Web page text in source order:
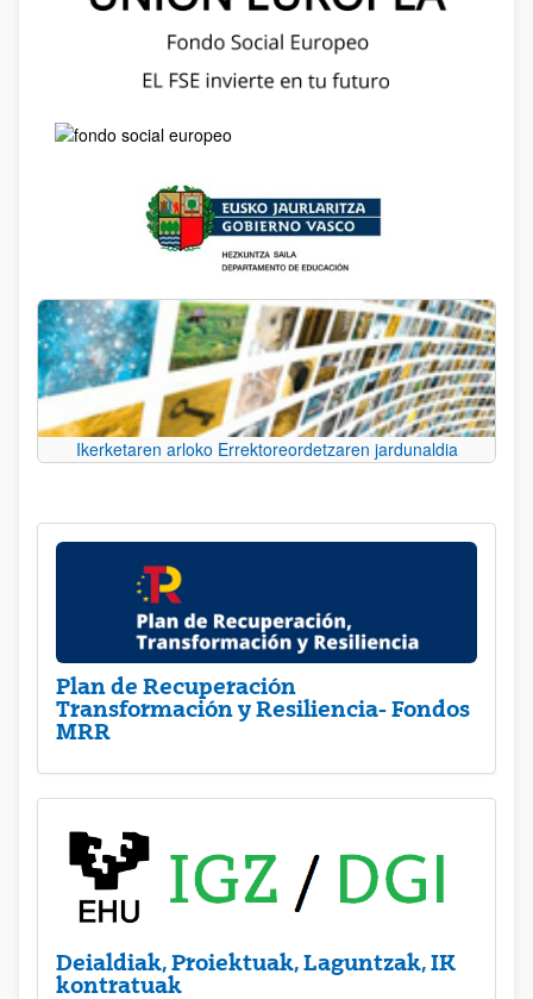
Ikerketaren arloko Errektoreordetzaren jardunaldia
Plan de Recuperación
Transformación y Resiliencia- Fondos
MRR
Deialdiak, Proiektuak, Laguntzak, IK
kontratuak